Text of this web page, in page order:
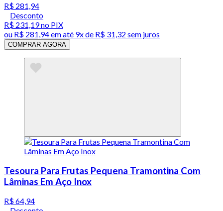
R$ 281,94
Desconto
R$ 231,19no PIX
ou R$ 281,94em até 9x de R$ 31,32 sem juros
COMPRAR AGORA
Tesoura Para Frutas Pequena Tramontina Com
Lâminas Em Aço Inox
R$ 64,94